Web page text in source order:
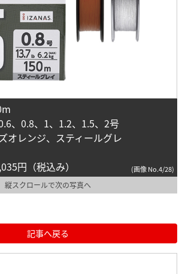
、0.8、1、1.2、1.5、2号
オレンジ、スティールグレ
円（税込み）
(画像 No.4/28)
縦スクロールで次の写真へ
記事へ戻る